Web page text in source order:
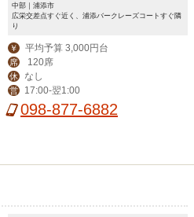
中部｜浦添市
広栄交差点すぐ近く、浦添バークレーズコートすぐ隣
り
￥ 平均予算 3,000円台
席 120席
休 なし
営 17:00-翌1:00
098-877-6882